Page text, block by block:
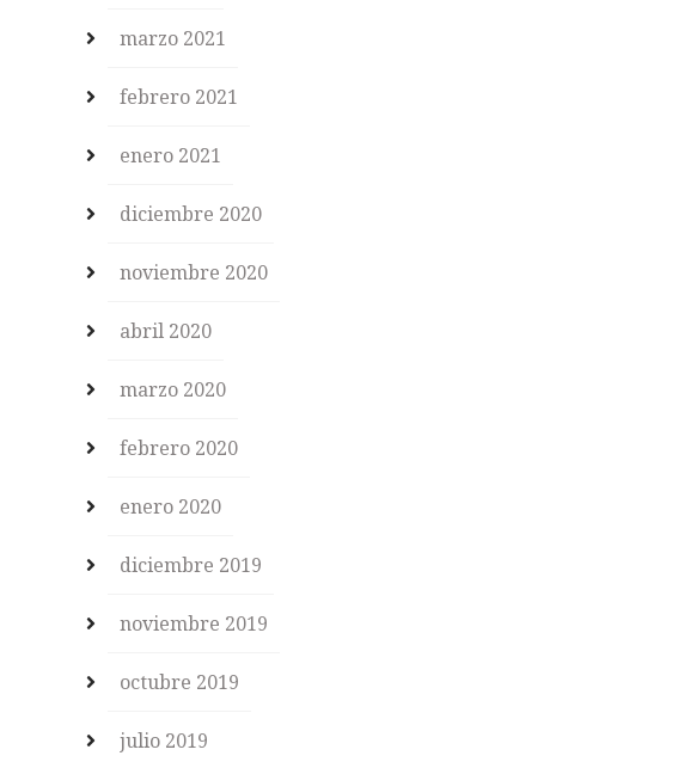
marzo 2021
febrero 2021
enero 2021
diciembre 2020
noviembre 2020
abril 2020
marzo 2020
febrero 2020
enero 2020
diciembre 2019
noviembre 2019
octubre 2019
julio 2019